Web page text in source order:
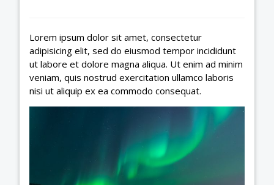
Lorem ipsum dolor sit amet, consectetur
adipisicing elit, sed do eiusmod tempor incididunt
ut labore et dolore magna aliqua. Ut enim ad minim
veniam, quis nostrud exercitation ullamco laboris
nisi ut aliquip ex ea commodo consequat.